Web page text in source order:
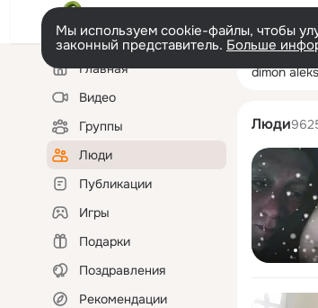
Мы используем cookie-файлы, чтобы
законный представитель. Больше
Левая
колонкаГлавная
Видео
Группы
Люди
Публикации
Игры
Подарки
Поздравления
Рекомендации
dimon
Люди